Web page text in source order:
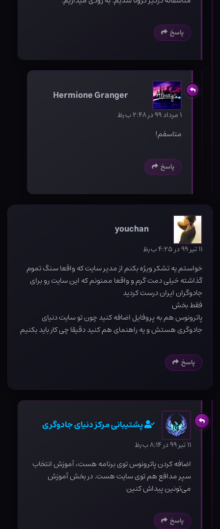
پاسخ
Hermione Granger
۱ مرداد ۹۹ در ۲:۴۸ ب٫ظ
متاسفم!
پاسخ
youchan
۱۱ تیر ۹۹ در ۴:۲۵ ب٫ظ
خواستم یه تشکر ویژه بکنم از مدیر سایت که واقعا سنگ تموم
گذاشته خیلی دمت گرم و واقعا ممنونم که این سایت رو برای
جادوگران ایران درست کردید
فقط بخش
پاترونوس هم به پروفایل اضافه کنید چون تو سایت دنیای
جادوگری هستش و یه راهنمای هم کنید دقیقا چی کار باید بکنیم
پاسخ
پشتیبانی مرکز دنیای جادوگری
۱۱ تیر ۹۹ در ۸:۱۴ ب٫ظ
اضافه کردن پاترونوس توی برنامه هست، آموزش انتخاب
سپر مدافع هم توی سایت هست. در بخش آموزش
می‌تونین پیداش کنین
پاسخ